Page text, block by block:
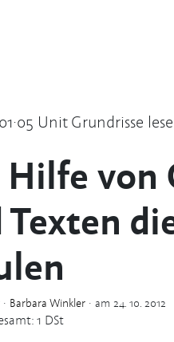
01·05 Unit Grundrisse
von
Texten
· Barbara Winkler · am 24. 10. 2012
1 DSt